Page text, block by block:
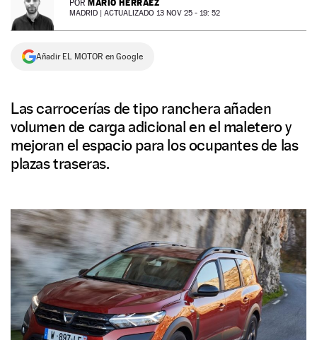
NEWSLETTER
SÍGUENOS
POR MARIO HERRÁEZ
MADRID | ACTUALIZADO 13 NOV 25 - 19: 52
Añadir EL MOTOR en Google
Las carrocerías de tipo ranchera añaden
volumen de carga adicional en el maletero y
mejoran el espacio para los ocupantes de las
plazas traseras.